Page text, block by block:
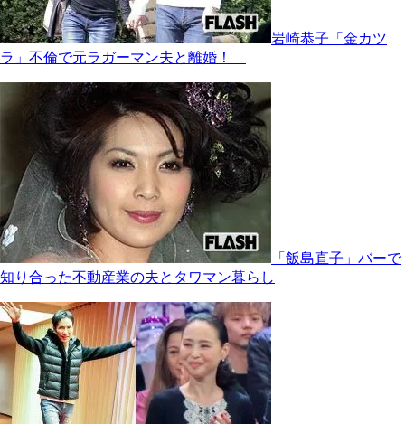
岩崎恭子「金カツ
ラ」不倫で元ラガーマン夫と離婚！
「飯島直子」バーで
知り合った不動産業の夫とタワマン暮らし